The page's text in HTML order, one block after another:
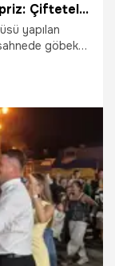
Bartın'da festivalde "karanlık" sürpriz: Çiftetelli oynarken elektrikler gitti
yapılan
göbek